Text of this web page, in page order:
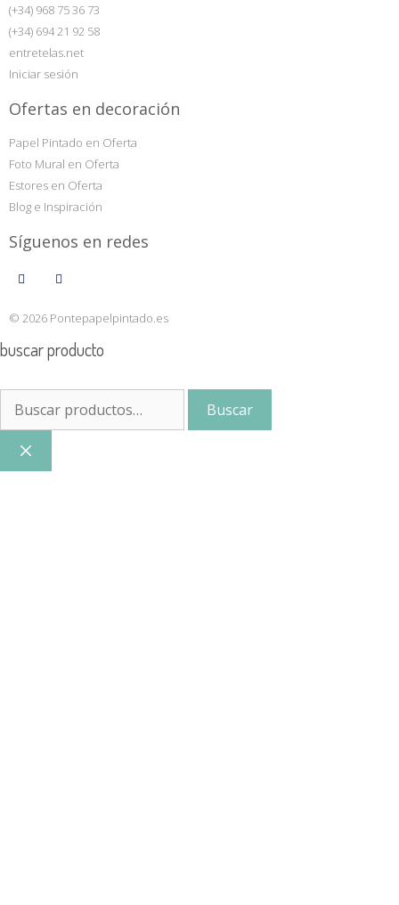
(+34) 968 75 36 73
(+34) 694 21 92 58
entretelas.net
Iniciar sesión
Ofertas en decoración
Papel Pintado en Oferta
Foto Mural en Oferta
Estores en Oferta
Blog e Inspiración
Síguenos en redes
© 2026 Pontepapelpintado.es
buscar producto
Buscar